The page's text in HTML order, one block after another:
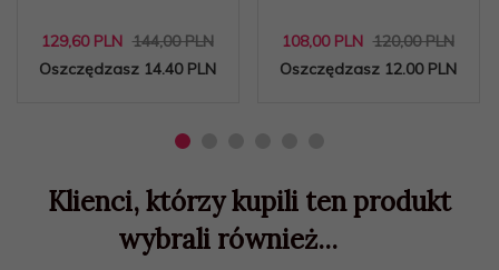
129,60 PLN 144,00 PLN
Oszczędzasz 14.40 PLN
108,00 PLN 120,00 PLN
Oszczędzasz 12.00 PLN
Klienci, którzy kupili ten produkt
wybrali również...